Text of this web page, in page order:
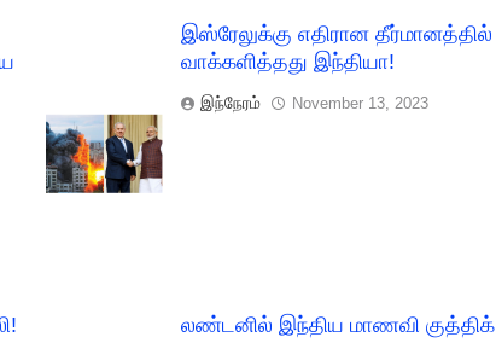
இஸ்ரேலுக்கு எதிரான தீர்மானத்தில்
வாக்களித்தது இந்தியா!
இந்நேரம் November 13, 2023
லண்டனில் இந்திய மாணவி குத்திக்